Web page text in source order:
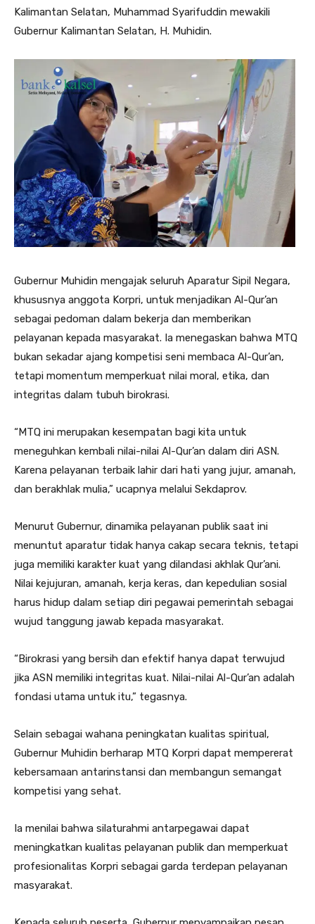
Kalimantan Selatan, Muhammad Syarifuddin mewakili
Gubernur Kalimantan Selatan, H. Muhidin.
Gubernur Muhidin mengajak seluruh Aparatur Sipil Negara,
khususnya anggota Korpri, untuk menjadikan Al-Qur’an
sebagai pedoman dalam bekerja dan memberikan
pelayanan kepada masyarakat. Ia menegaskan bahwa MTQ
bukan sekadar ajang kompetisi seni membaca Al-Qur’an,
tetapi momentum memperkuat nilai moral, etika, dan
integritas dalam tubuh birokrasi.
“MTQ ini merupakan kesempatan bagi kita untuk
meneguhkan kembali nilai-nilai Al-Qur’an dalam diri ASN.
Karena pelayanan terbaik lahir dari hati yang jujur, amanah,
dan berakhlak mulia,” ucapnya melalui Sekdaprov.
Menurut Gubernur, dinamika pelayanan publik saat ini
menuntut aparatur tidak hanya cakap secara teknis, tetapi
juga memiliki karakter kuat yang dilandasi akhlak Qur’ani.
Nilai kejujuran, amanah, kerja keras, dan kepedulian sosial
harus hidup dalam setiap diri pegawai pemerintah sebagai
wujud tanggung jawab kepada masyarakat.
“Birokrasi yang bersih dan efektif hanya dapat terwujud
jika ASN memiliki integritas kuat. Nilai-nilai Al-Qur’an adalah
fondasi utama untuk itu,” tegasnya.
Selain sebagai wahana peningkatan kualitas spiritual,
Gubernur Muhidin berharap MTQ Korpri dapat mempererat
kebersamaan antarinstansi dan membangun semangat
kompetisi yang sehat.
Ia menilai bahwa silaturahmi antarpegawai dapat
meningkatkan kualitas pelayanan publik dan memperkuat
profesionalitas Korpri sebagai garda terdepan pelayanan
masyarakat.